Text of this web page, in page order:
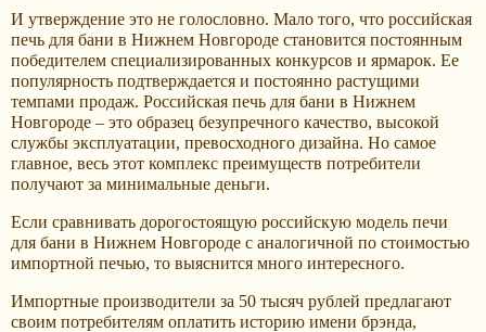
И утверждение это не голословно. Мало того, что российская
печь для бани в Нижнем Новгороде становится постоянным
победителем специализированных конкурсов и ярмарок. Ее
популярность подтверждается и постоянно растущими
темпами продаж. Российская печь для бани в Нижнем
Новгороде – это образец безупречного качество, высокой
службы эксплуатации, превосходного дизайна. Но самое
главное, весь этот комплекс преимуществ потребители
получают за минимальные деньги.
Если сравнивать дорогостоящую российскую модель печи
для бани в Нижнем Новгороде с аналогичной по стоимостью
импортной печью, то выяснится много интересного.
Импортные производители за 50 тысяч рублей предлагают
своим потребителям оплатить историю имени брэнда,